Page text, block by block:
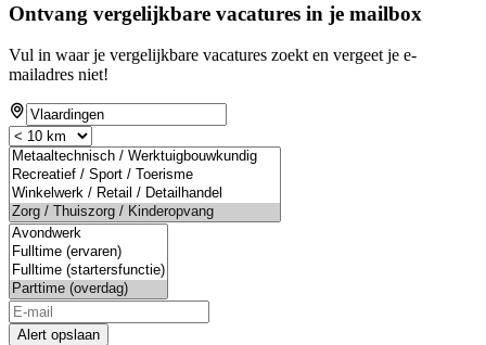
Ontvang vergelijkbare vacatures in je mailbox
Vul in waar je vergelijkbare vacatures zoekt en vergeet je e-
mailadres niet!
Alert opslaan